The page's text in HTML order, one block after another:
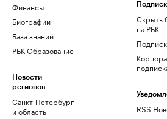
Финансы
Биографии
База знаний
РБК Образование
Новости
регионов
Санкт-Петербург
и область
Скрыть
на РБК
RSS